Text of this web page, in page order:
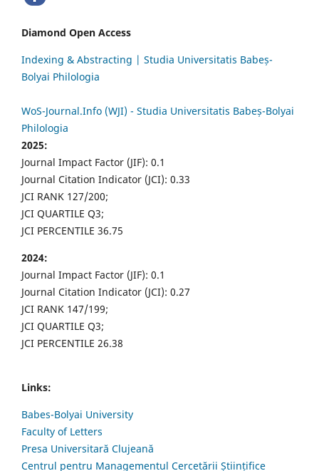
Diamond Open Access
Indexing & Abstracting | Studia Universitatis Babeș-
Bolyai Philologia
WoS-Journal.Info (WJI) - Studia Universitatis Babeș-Bolyai
Philologia
2025:
Journal Impact Factor (JIF): 0.1
Journal Citation Indicator (JCI): 0.33
JCI RANK 127/200;
JCI QUARTILE Q3;
JCI PERCENTILE 36.75
2024:
Journal Impact Factor (JIF): 0.1
Journal Citation Indicator (JCI): 0.27
JCI RANK 147/199;
JCI QUARTILE Q3;
JCI PERCENTILE 26.38
Links:
Babes-Bolyai University
Faculty of Letters
Presa Universitară Clujeană
Centrul pentru Managementul Cercetării Științifice